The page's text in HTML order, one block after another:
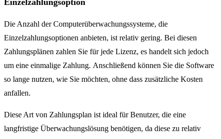
Die Anzahl der Computerüberwachungssysteme, die
Einzelzahlungsoptionen anbieten, ist relativ gering. Bei diesen
Zahlungsplänen zahlen Sie für jede Lizenz, es handelt sich jedoch
um eine einmalige Zahlung. Anschließend können Sie die Software
so lange nutzen, wie Sie möchten, ohne dass zusätzliche Kosten
anfallen.
Diese Art von Zahlungsplan ist ideal für Benutzer, die eine
langfristige Überwachungslösung benötigen, da diese zu relativ